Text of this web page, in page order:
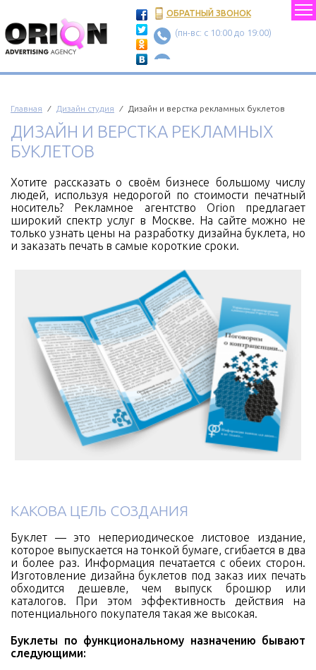
ОБРАТНЫЙ ЗВОНОК
(пн-вс: c 10:00 до 19:00)
Главная ⁄ Дизайн студия ⁄ Дизайн и верстка рекламных буклетов
ДИЗАЙН И ВЕРСТКА РЕКЛАМНЫХ
БУКЛЕТОВ
Хотите рассказать о своём бизнесе большому числу
людей, используя недорогой по стоимости печатный
носитель? Рекламное агентство Orion предлагает
широкий спектр услуг в Москве. На сайте можно не
только узнать цены на разработку дизайна буклета, но
и заказать печать в самые короткие сроки.
КАКОВА ЦЕЛЬ СОЗДАНИЯ
Буклет — это непериодическое листовое издание,
которое выпускается на тонкой бумаге, сгибается в два
и более раз. Информация печатается с обеих сторон.
Изготовление дизайна буклетов под заказ иих печать
обходится дешевле, чем выпуск брошюр или
каталогов. При этом эффективность действия на
потенциального покупателя такая же высокая.
Буклеты по функциональному назначению бывают
следующими: